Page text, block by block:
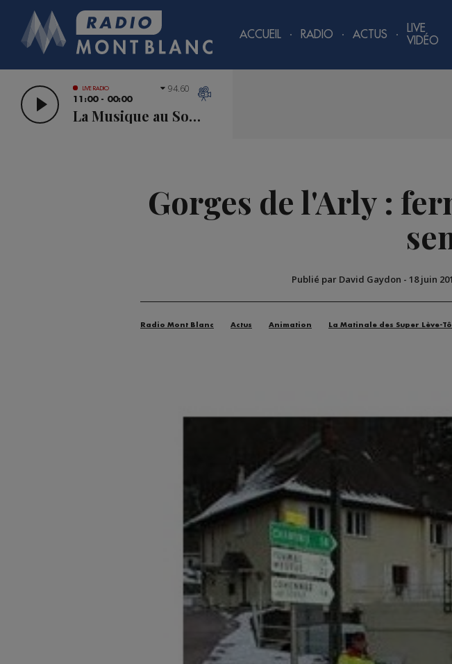
ACCUEIL RADIO ACTUS
LIVE
VIDÉO
LIVE RADIO
11:00 - 00:00
La Musique au Sommet
94.60
Gorges de l'Arly :
Publié par David Gaydon - 18 juin
Radio Mont Blanc Actus Animation La Matinale des Super Lève-